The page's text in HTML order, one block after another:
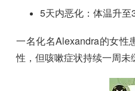
5天内恶化：体温升
一名化名Alexandra的女性
性，但咳嗽症状持续一周未